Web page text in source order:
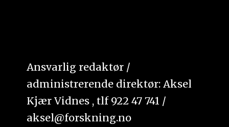
Ansvarlig redaktør /
administrerende direktør: Aksel
Kjær Vidnes , tlf 922 47 741 /
aksel@forskning.no